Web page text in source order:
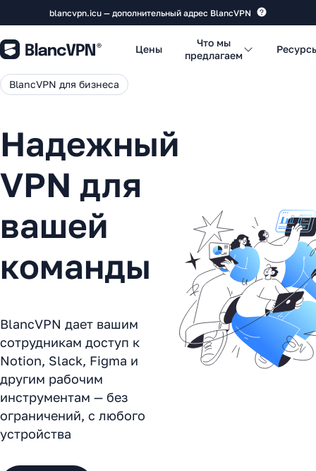
blancvpn.icu — дополнительный адрес BlancVPN
Цены
Что мы
предлагаем
BlancVPN для бизнеса
Надежный
VPN для
вашей
команды
BlancVPN дает вашим
сотрудникам доступ к
Notion, Slack, Figma и
другим рабочим
инструментам — без
ограничений, с любого
устройства